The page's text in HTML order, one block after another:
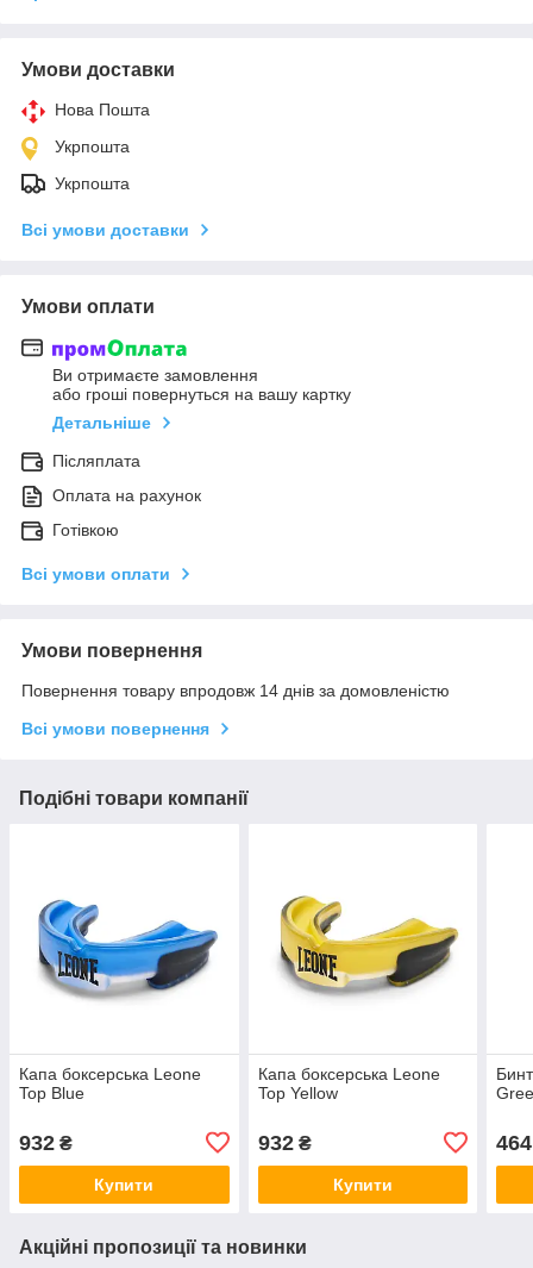
Умови доставки
Нова Пошта
Укрпошта
Укрпошта
Всі умови доставки
Умови оплати
Ви отримаєте замовлення
або гроші повернуться на вашу картку
Детальніше
Післяплата
Оплата на рахунок
Готівкою
Всі умови оплати
Умови повернення
Повернення товару впродовж 14 днів за домовленістю
Всі умови повернення
Подібні товари компанії
Капа боксерська Leone
Top Blue
932 ₴
Купити
Капа боксерська Leone
Top Yellow
932₴
Купити
464
Акційні пропозиції та новинки